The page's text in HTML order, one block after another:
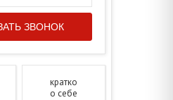
кратко
о себе